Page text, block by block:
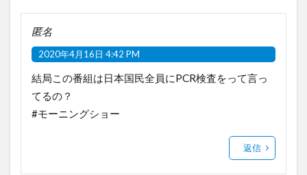
匿名
2020年4月16日 4:42 PM
結局この番組は日本国民全員にPCR検査をって言っ
てるの？
#モーニングショー
返信